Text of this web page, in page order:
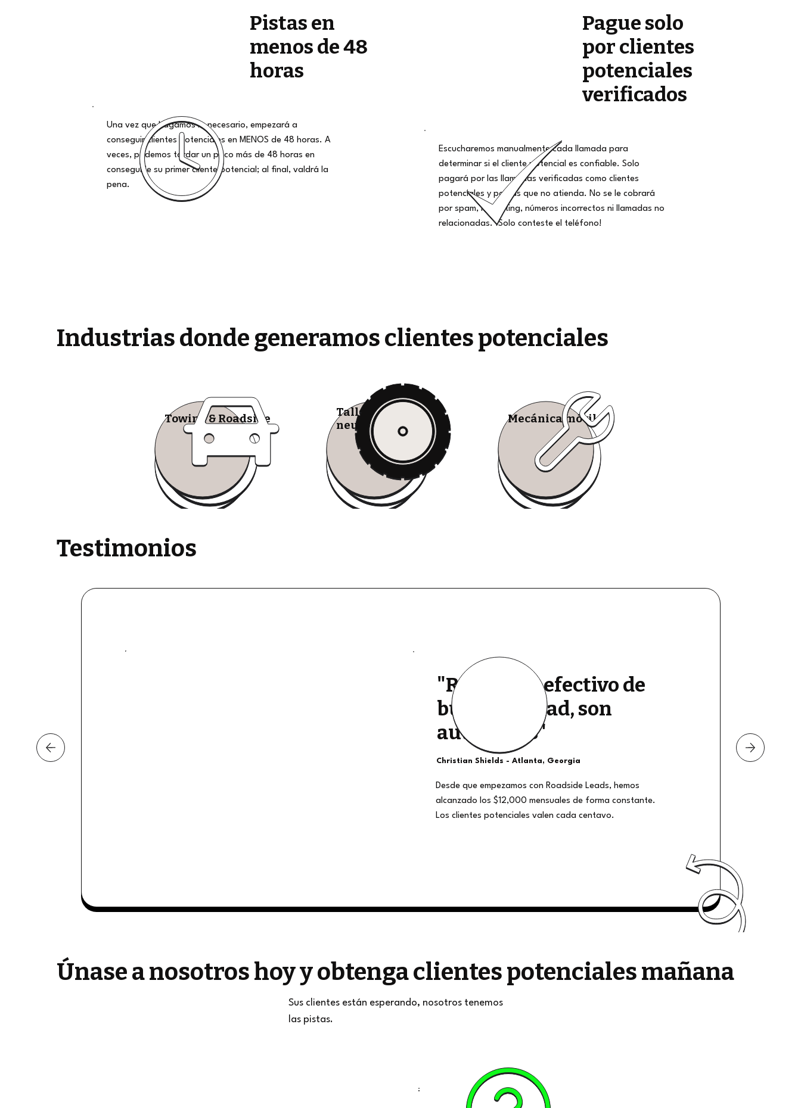
Pistas en
menos de 48
horas
Una vez que hagamos lo necesario, empezará a
conseguir clientes potenciales en MENOS de 48 horas. A
veces, podemos tardar un poco más de 48 horas en
conseguirle su primer cliente potencial; al final, valdrá la
pena.
Pague solo
por clientes
potenciales
verificados
Escucharemos manualmente cada llamada para
determinar si el cliente potencial es confiable. Solo
pagará por las llamadas verificadas como clientes
potenciales y por las que no atienda. No se le cobrará
por spam, marketing, números incorrectos ni llamadas no
relacionadas. ¡Solo conteste el teléfono!
Industrias donde generamos clientes potenciales
Towing & Roadside
Talleres de
neumáticos móviles
Mecánica móvil
Testimonios
"Retiros de efectivo de
buena calidad, son
auténticos"
Christian Shields - Atlanta, Georgia
Desde que empezamos con Roadside Leads, hemos
alcanzado los $12,000 mensuales de forma constante.
Los clientes potenciales valen cada centavo.
Únase a nosotros hoy y obtenga clientes potenciales mañana
Sus clientes están esperando, nosotros tenemos
las pistas.